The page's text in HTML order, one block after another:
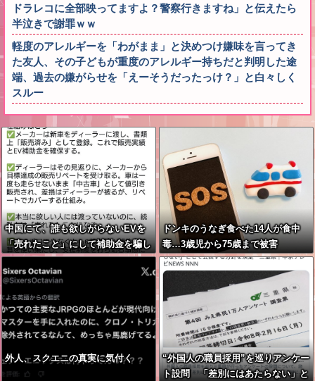
ドラレコに全部映ってますよ？警察行きますね」と伝えたら
半泣きで謝罪ｗｗ
軽度のアレルギーを「わがまま」と決めつけ嫌味を言ってき
た友人、その子どもが重度のアレルギー持ちだと判明した途
端、過去の嫌がらせを「えーそうだったっけ？」と白々しく
スルー
中国にて、誰も欲しがらないEVを
「売れたこと」にして補助金を騙し
取る事案が横行。販売実績水増し
ドンキのうなぎ食べた14人が食中
毒…3歳児から75歳まで被害
外人、スクエニの真実に気付く
“外国人の職員採用”を巡りアンケー
ト設問 「差別にはあたらない」と